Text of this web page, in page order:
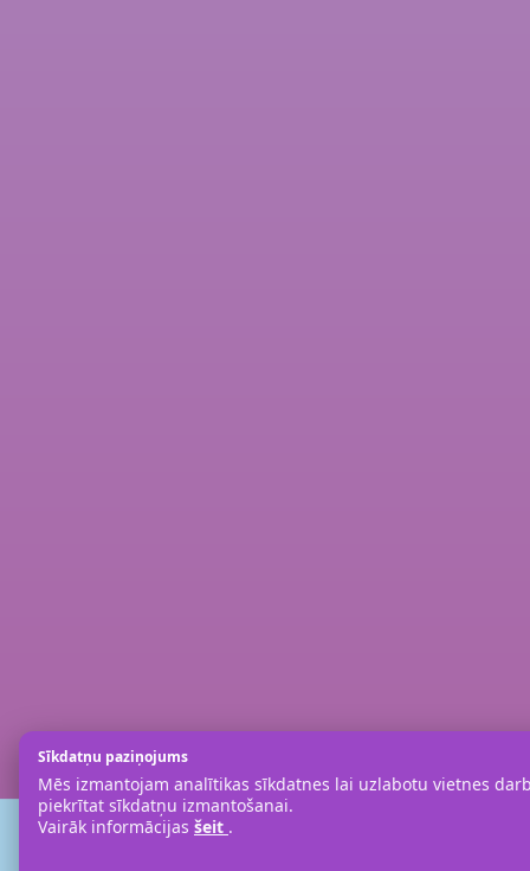
Sīkdatņu paziņojums
Mēs izmantojam analītikas sīkdatnes lai uzlabotu vietnes
piekrītat sīkdatņu izmantošanai.
Vairāk informācijas šeit .